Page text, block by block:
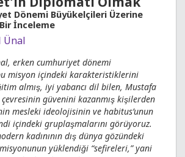
Dönemi Büyükelçileri Üzerine
İnceleme
Ünal
erken cumhuriyet dönemi
misyon içindeki karakteristiklerini
almış, iyi yabancı dil bilen, Mustafa
çevresinin güvenini kazanmış kişilerden
mesleki ideolojisinin ve habitus’unun
içindeki gruplaşmalarını görüyoruz.
kadınının dış dünya gözündeki
yüklendiği “sefireleri,” yani